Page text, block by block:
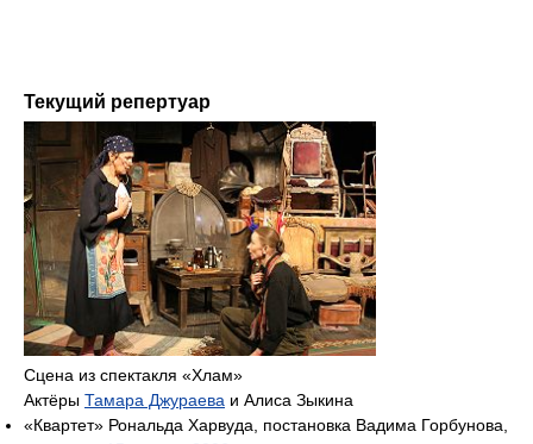
Текущий репертуар
Сцена из спектакля «Хлам»
Актёры Тамара Джураева и Алиса Зыкина
«Квартет» Рональда Харвуда, постановка Вадима Горбунова,